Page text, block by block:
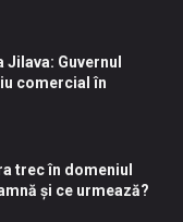
Guvernul
comercial în
trec în domeniul
și ce urmează?